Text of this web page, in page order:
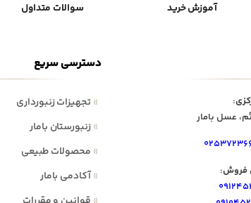
آموزش خرید سوالات متداول
دسترسی سریع
»تجهیزات زنبورداری
»زنبورستان بامار
» محصولات طبیعی
»آکادمی بامار
عسل بامار
فروش: